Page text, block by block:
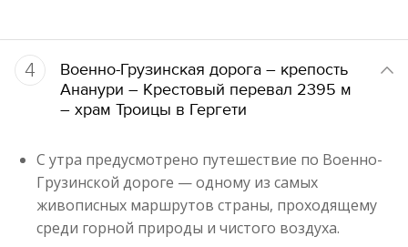
4
Военно-Грузинская дорога – крепость
Ананури – Крестовый перевал 2395 м
– храм Троицы в Гергети
С утра предусмотрено путешествие по Военно-
Грузинской дороге — одному из самых
живописных маршрутов страны, проходящему
среди горной природы и чистого воздуха.